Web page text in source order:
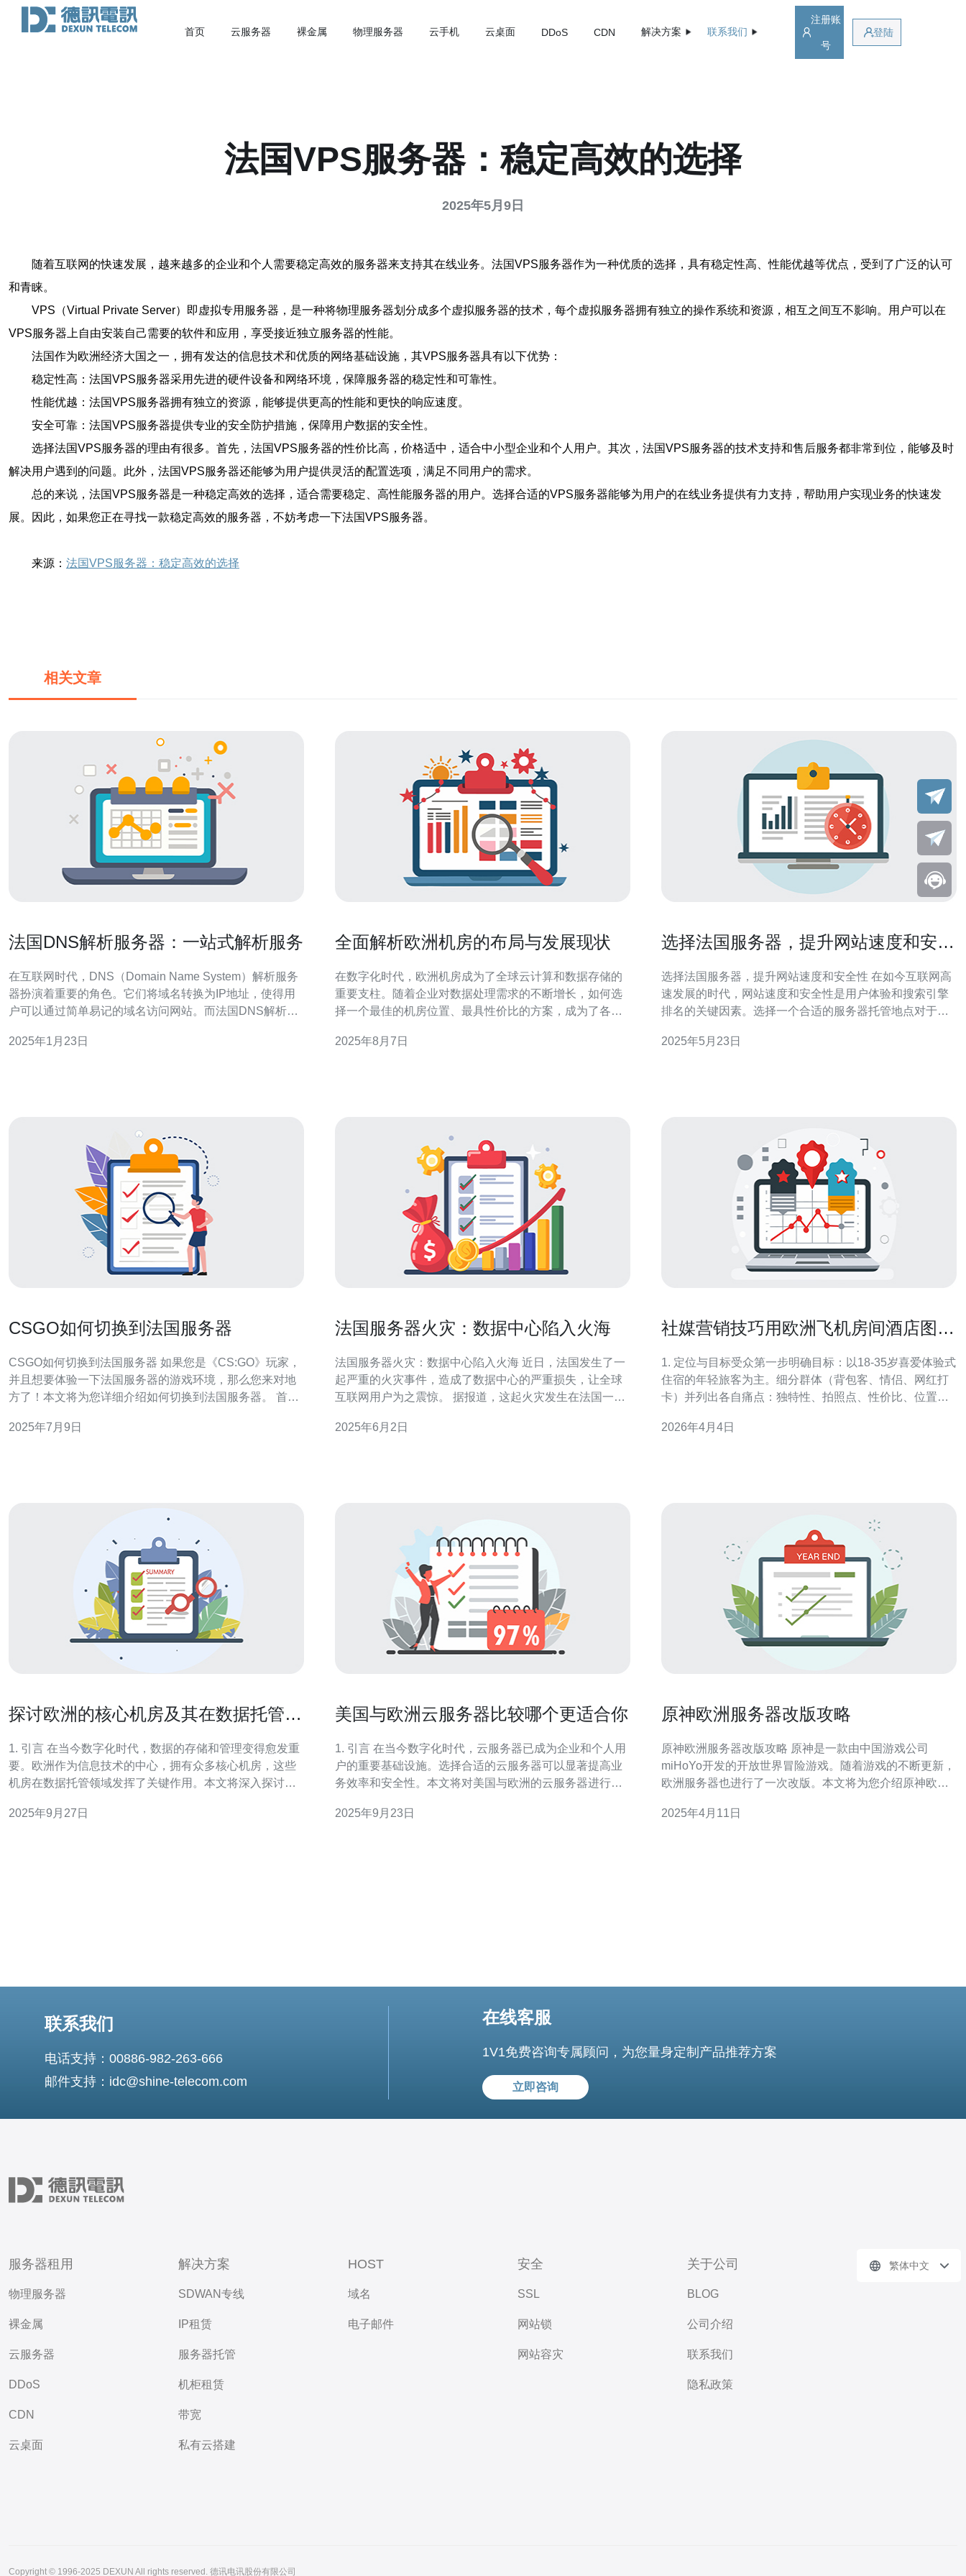
首页 云服务器 裸金属 物理服务器 云手机 云桌面 DDoS CDN 解决方案 联系我们
注册账
号
登陆
法国VPS服务器：稳定高效的选择
2025年5月9日
随着互联网的快速发展，越来越多的企业和个人需要稳定高效的服务器来支持其在线业务。法国VPS服务器作为一种优质的选择，具有稳定性高、性能优越等优点，受到了广泛的认可
和青睐。
VPS（Virtual Private Server）即虚拟专用服务器，是一种将物理服务器划分成多个虚拟服务器的技术，每个虚拟服务器拥有独立的操作系统和资源，相互之间互不影响。用户可以在
VPS服务器上自由安装自己需要的软件和应用，享受接近独立服务器的性能。
法国作为欧洲经济大国之一，拥有发达的信息技术和优质的网络基础设施，其VPS服务器具有以下优势：
稳定性高：法国VPS服务器采用先进的硬件设备和网络环境，保障服务器的稳定性和可靠性。
性能优越：法国VPS服务器拥有独立的资源，能够提供更高的性能和更快的响应速度。
安全可靠：法国VPS服务器提供专业的安全防护措施，保障用户数据的安全性。
选择法国VPS服务器的理由有很多。首先，法国VPS服务器的性价比高，价格适中，适合中小型企业和个人用户。其次，法国VPS服务器的技术支持和售后服务都非常到位，能够及时
解决用户遇到的问题。此外，法国VPS服务器还能够为用户提供灵活的配置选项，满足不同用户的需求。
总的来说，法国VPS服务器是一种稳定高效的选择，适合需要稳定、高性能服务器的用户。选择合适的VPS服务器能够为用户的在线业务提供有力支持，帮助用户实现业务的快速发
展。因此，如果您正在寻找一款稳定高效的服务器，不妨考虑一下法国VPS服务器。
来源： 法国VPS服务器：稳定高效的选择
相关文章
法国DNS解析服务器：一站式解析服务
在互联网时代，DNS（Domain Name System）解析服务
器扮演着重要的角色。它们将域名转换为IP地址，使得用
户可以通过简单易记的域名访问网站。而法国DNS解析服
析服务。 法国DNS解析服务器以其高效稳定的性能而备受
2025年1月23日
全面解析欧洲机房的布局与发展现状
在数字化时代，欧洲机房成为了全球云计算和数据存储的
重要支柱。随着企业对数据处理需求的不断增长，如何选
择一个最佳的机房位置、最具性价比的方案，成为了各大
现状以及未来趋势，帮助企业做出明智的决策。 欧洲机房
2025年8月7日
选择法国服务器，提升网站速度和安全
选择法国服务器，提升网站速度和安全性 在如今互联网高
速发展的时代，网站速度和安全性是用户体验和搜索引擎
排名的关键因素。选择一个合适的服务器托管地点对于网
络基础设施发达，拥有高速稳定的网络环境，选择法国服
2025年5月23日
CSGO如何切换到法国服务器
CSGO如何切换到法国服务器 如果您是《CS:GO》玩家，
并且想要体验一下法国服务器的游戏环境，那么您来对地
方了！本文将为您详细介绍如何切换到法国服务器。 首
点击设置按钮，找到“游戏设置”选项。 在游戏设置中，找
2025年7月9日
法国服务器火灾：数据中心陷入火海
法国服务器火灾：数据中心陷入火海 近日，法国发生了一
起严重的火灾事件，造成了数据中心的严重损失，让全球
互联网用户为之震惊。 据报道，这起火灾发生在法国一家
延，整个数据中心被火焰吞噬，服务器设备和数据遭受了
2025年6月2日
社媒营销技巧用欧洲飞机房间酒店图片
1. 定位与目标受众第一步明确目标：以18-35岁喜爱体验式
住宿的年轻旅客为主。细分群体（背包客、情侣、网红打
卡）并列出各自痛点：独特性、拍照点、性价比、位置便
景、舱窗外景、卫生间细节、夜间氛围。制定拍摄清单、
2026年4月4日
探讨欧洲的核心机房及其在数据托管中
1. 引言 在当今数字化时代，数据的存储和管理变得愈发重
要。欧洲作为信息技术的中心，拥有众多核心机房，这些
机房在数据托管领域发挥了关键作用。本文将深入探讨欧
心机房的定义 核心机房是指具备高安全性、高可用性和高
2025年9月27日
美国与欧洲云服务器比较哪个更适合你
1. 引言 在当今数字化时代，云服务器已成为企业和个人用
户的重要基础设施。选择合适的云服务器可以显著提高业
务效率和安全性。本文将对美国与欧洲的云服务器进行比
概念 云服务器是一种通过互联网提供的虚拟服务器，它能
2025年9月23日
原神欧洲服务器改版攻略
原神欧洲服务器改版攻略 原神是一款由中国游戏公司
miHoYo开发的开放世界冒险游戏。随着游戏的不断更新，
欧洲服务器也进行了一次改版。本文将为您介绍原神欧洲
个方面： 新增角色、武器、地图等内容 优化游戏性能，提
2025年4月11日
联系我们
电话支持：00886-982-263-666
邮件支持：idc@shine-telecom.com
在线客服
1V1免费咨询专属顾问，为您量身定制产品推荐方案
立即咨询
服务器租用
物理服务器
裸金属
云服务器
DDoS
CDN
云桌面
解决方案
SDWAN专线
IP租赁
服务器托管
机柜租赁
带宽
私有云搭建
HOST
域名
电子邮件
安全
SSL
网站锁
网站容灾
关于公司
BLOG
公司介绍
联系我们
隐私政策
繁体中文
Copyright © 1996-2025 DEXUN All rights reserved. 德讯电讯股份有限公司